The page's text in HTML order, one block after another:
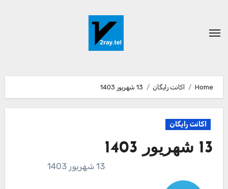
content
Home اکانت رایگان 13 شهریور 1403
اکانت رایگان
13 شهریور 1403
13 شهریور 1403